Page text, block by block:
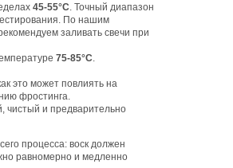
45-55°C. Точный диапазон
По нашим
заливать свечи при
75-85°C.
это может повлиять на
фростинга.
чистый и предварительно
процесса: воск должен
равномерно и медленно